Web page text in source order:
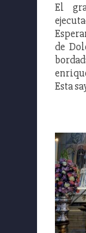
El
de
Esta